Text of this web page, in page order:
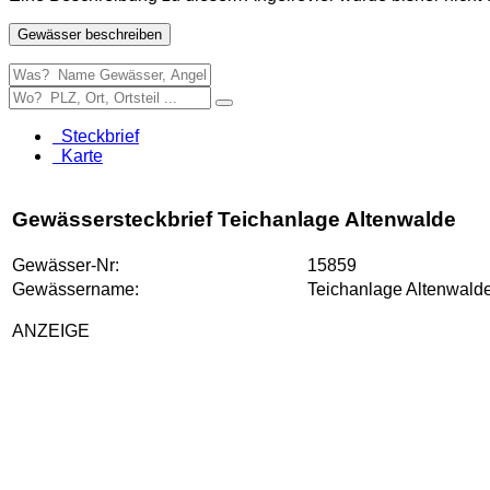
Gewässer beschreiben
Steckbrief
Karte
Gewässersteckbrief Teichanlage Altenwalde
Gewässer-Nr:
15859
Gewässername:
Teichanlage
ANZEIGE